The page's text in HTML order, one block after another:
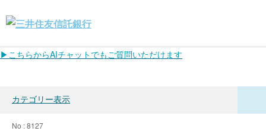
▶こちらからAIチャットでもご質問いただけます
カテゴリー表示
No : 8127